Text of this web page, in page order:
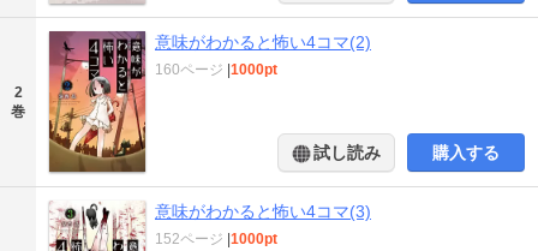
2
巻
意味がわかると怖い4コマ(2)
160ページ |1000pt
試し読み 購入する
意味がわかると怖い4コマ(3)
152ページ |1000pt